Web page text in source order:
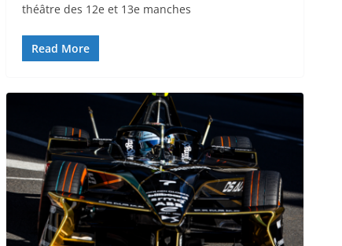
théâtre des 12e et 13e manches
Read More